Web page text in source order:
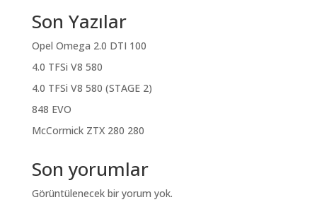
Son Yazılar
Opel Omega 2.0 DTI 100
4.0 TFSi V8 580
4.0 TFSi V8 580 (STAGE 2)
848 EVO
McCormick ZTX 280 280
Son yorumlar
Görüntülenecek bir yorum yok.